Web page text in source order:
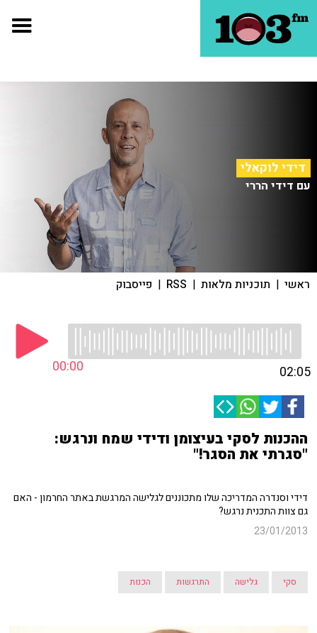
דידי לוקאלי
עם דידי הררי
ראשי | תוכניות מלאות |
RSS
| פייסבוק
00:00 02:05
ההכנות לסקי בעיצומן ודידי שמח ונרגש:
"סגרתי את הסגר!"
דידי וסנדרה המדריכה שלו מתכוננים לגלישה המרגשת באתר החרמון - האם
גם צוות התכנית נרגש?
23/01/2013
סקי גלישה התרגשות הכנות